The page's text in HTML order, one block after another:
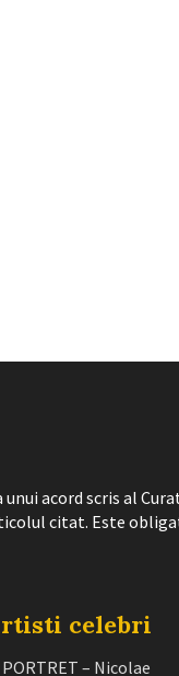
unui acord scris al
citat. Este
celebri
PORTRET – Nicolae